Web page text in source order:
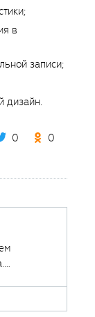
в
записи;
дизайн.
0
0
400